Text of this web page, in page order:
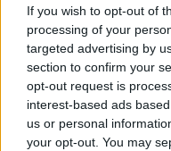
If you wish to opt-out of
processing of your
targeted advertising by
section to confirm your
opt-out request is
interest-based ads
us or personal
your opt-out. You may
Sushikedja
Telefonplan
känsla av